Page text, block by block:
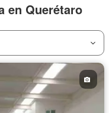
en Querétaro